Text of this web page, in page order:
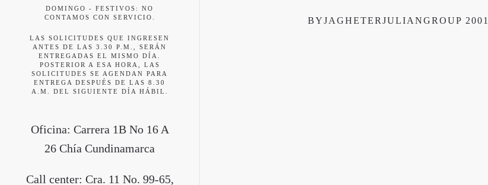
DOMINGO - FESTIVOS: NO
CONTAMOS CON SERVICIO.
LAS SOLICITUDES QUE INGRESEN
ANTES DE LAS 3.30 P.M., SERÁN
ENTREGADAS EL MISMO DÍA.
POSTERIOR A ESA HORA, LAS
SOLICITUDES SE AGENDAN PARA
ENTREGA DESPUÉS DE LAS 8.30
A.M. DEL SIGUIENTE DÍA HÁBIL.
Oficina: Carrera 1B No 16 A
26 Chía Cundinamarca
Call center: Cra. 11 No. 99-65,
BYJAGHETERJULIANGROUP 2001